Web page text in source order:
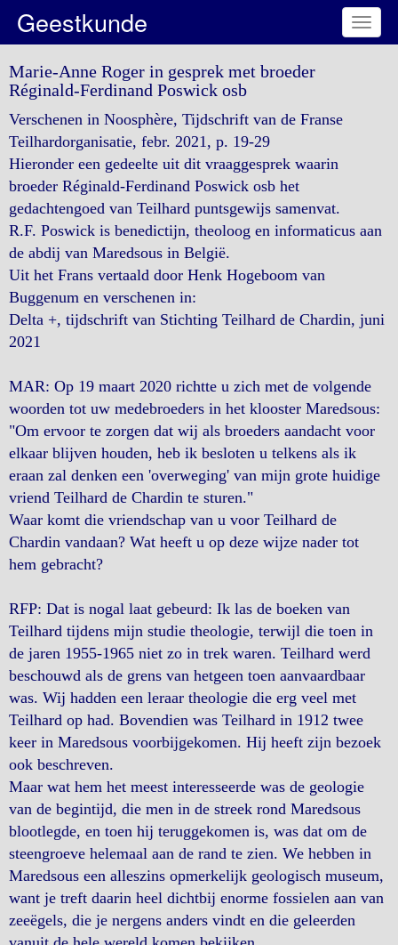
Toggle
Geestkunde
Marie-Anne Roger in gesprek met broeder
Réginald-Ferdinand Poswick osb
Verschenen in Noosphère, Tijdschrift van de Franse
Teilhardorganisatie, febr. 2021, p. 19-29
Hieronder een gedeelte uit dit vraaggesprek waarin
broeder Réginald-Ferdinand Poswick osb het
gedachtengoed van Teilhard puntsgewijs samenvat.
R.F. Poswick is benedictijn, theoloog en informaticus aan
de abdij van Maredsous in België.
Uit het Frans vertaald door Henk Hogeboom van
Buggenum en verschenen in:
Delta +, tijdschrift van Stichting Teilhard de Chardin, juni
2021
MAR: Op 19 maart 2020 richtte u zich met de volgende
woorden tot uw medebroeders in het klooster Maredsous:
"Om ervoor te zorgen dat wij als broeders aandacht voor
elkaar blijven houden, heb ik besloten u telkens als ik
eraan zal denken een 'overweging' van mijn grote huidige
vriend Teilhard de Chardin te sturen."
Waar komt die vriendschap van u voor Teilhard de
Chardin vandaan? Wat heeft u op deze wijze nader tot
hem gebracht?
RFP: Dat is nogal laat gebeurd: Ik las de boeken van
Teilhard tijdens mijn studie theologie, terwijl die toen in
de jaren 1955-1965 niet zo in trek waren. Teilhard werd
beschouwd als de grens van hetgeen toen aanvaardbaar
was. Wij hadden een leraar theologie die erg veel met
Teilhard op had. Bovendien was Teilhard in 1912 twee
keer in Maredsous voorbijgekomen. Hij heeft zijn bezoek
ook beschreven.
Maar wat hem het meest interesseerde was de geologie
van de begintijd, die men in de streek rond Maredsous
blootlegde, en toen hij teruggekomen is, was dat om de
steengroeve helemaal aan de rand te zien. We hebben in
Maredsous een alleszins opmerkelijk geologisch museum,
want je treft daarin heel dichtbij enorme fossielen aan van
zeeëgels, die je nergens anders vindt en die geleerden